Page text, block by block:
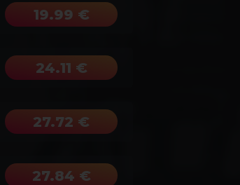
19.99 €
24.11 €
27.72 €
27.84 €